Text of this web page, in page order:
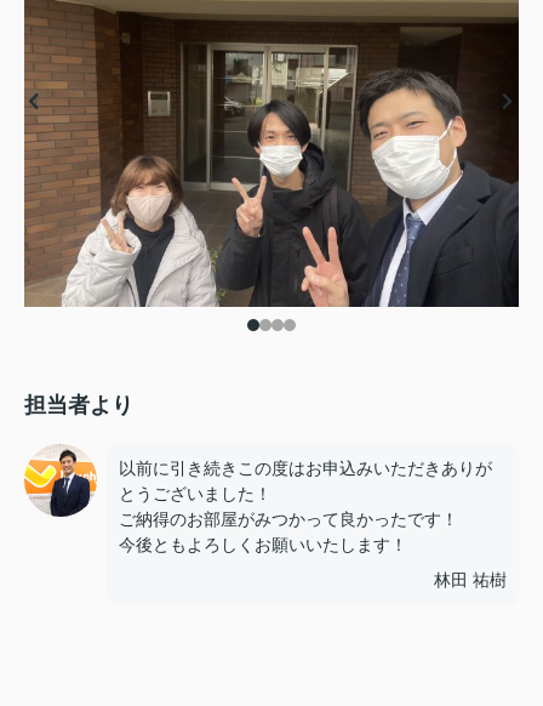
担当者より
以前に引き続きこの度はお申込みいただきありが
とうございました！
ご納得のお部屋がみつかって良かったです！
今後ともよろしくお願いいたします！
林田 祐樹